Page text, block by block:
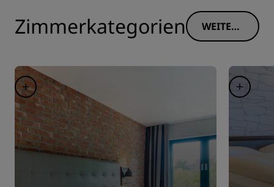
Zimmerkategorien
WEITERE
INFORM